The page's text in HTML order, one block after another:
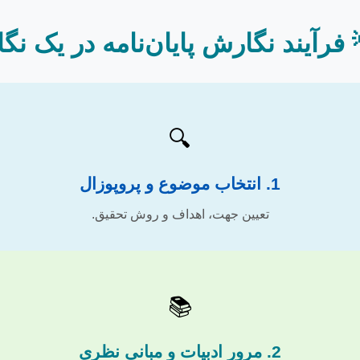
فرآیند نگارش پایان‌نامه در یک
🔍
1. انتخاب موضوع و پروپوزال
تعیین جهت، اهداف و روش تحقیق.
📚
2. مرور ادبیات و مبانی نظری